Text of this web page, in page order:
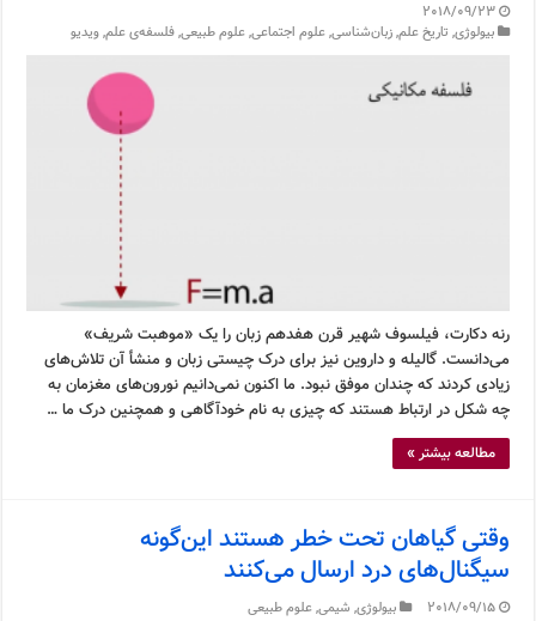
2018/09/23
بیولوژی, تاریخ علم,زبان‌شناسی,علوم اجتماعی,علوم طبیعی,فلسفه‌ی علم,ویدیو
رنه دکارت، فیلسوف شهیر قرن هفدهم زبان را یک «موهبت شریف»
می‌دانست. گالیله و داروین نیز برای درک چیستی زبان و منشأ آن تلاش‌های
زیادی کردند که چندان موفق نبود. ما اکنون نمی‌دانیم نورون‌های مغزمان به
چه شکل در ارتباط هستند که چیزی به نام خودآگاهی و همچنین درک ما …
مطالعه بیشتر »
وقتی گیاهان تحت خطر هستند این‌گونه
سیگنال‌های درد ارسال می‌کنند
2018/09/15 بیولوژی, شیمی,علوم طبیعی